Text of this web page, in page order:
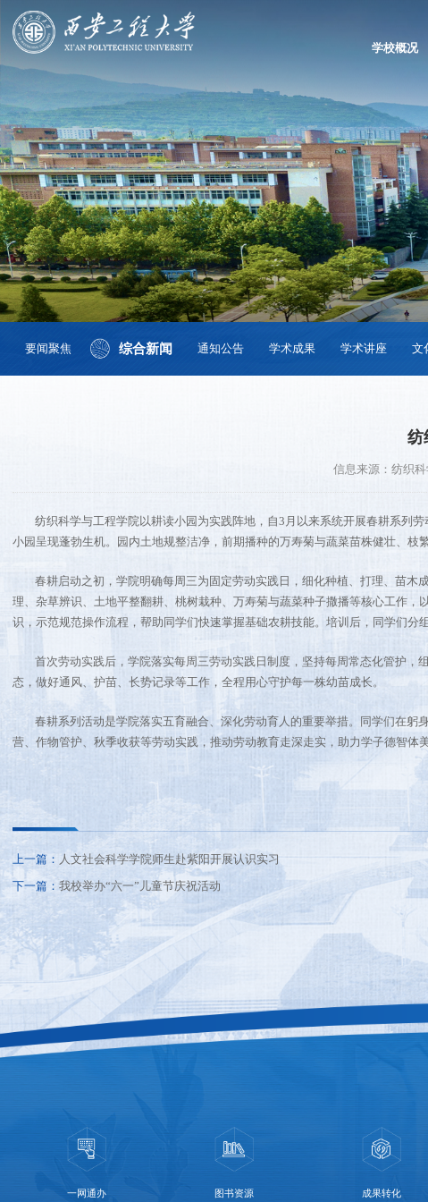
学校概况
要闻聚焦 综合新闻 通知公告 学术成果 学术讲座 文
纺
信息来源：纺织
纺织科学与工程学院以耕读小园为实践阵地，自3月以来系统开展春耕系列
小园呈现蓬勃生机。园内土地规整洁净，前期播种的万寿菊与蔬菜苗株健壮、枝
春耕启动之初，学院明确每周三为固定劳动实践日，细化种植、打理、苗
理、杂草辨识、土地平整翻耕、桃树栽种、万寿菊与蔬菜种子撒播等核心工作
识，示范规范操作流程，帮助同学们快速掌握基础农耕技能。培训后，同学们
首次劳动实践后，学院落实每周三劳动实践日制度，坚持每周常态化管护
态，做好通风、护苗、长势记录等工作，全程用心守护每一株幼苗成长。
春耕系列活动是学院落实五育融合、深化劳动育人的重要举措。同学们在
营、作物管护、秋季收获等劳动实践，推动劳动教育走深走实，助力学子德智体
上一篇： 人文社会科学学院师生赴紫阳开展认识实习
下一篇： 我校举办“六一”儿童节庆祝活动
一网通办 图书资源 成果转化